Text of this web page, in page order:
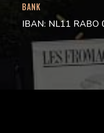
BANK
IBAN: NL11 RABO